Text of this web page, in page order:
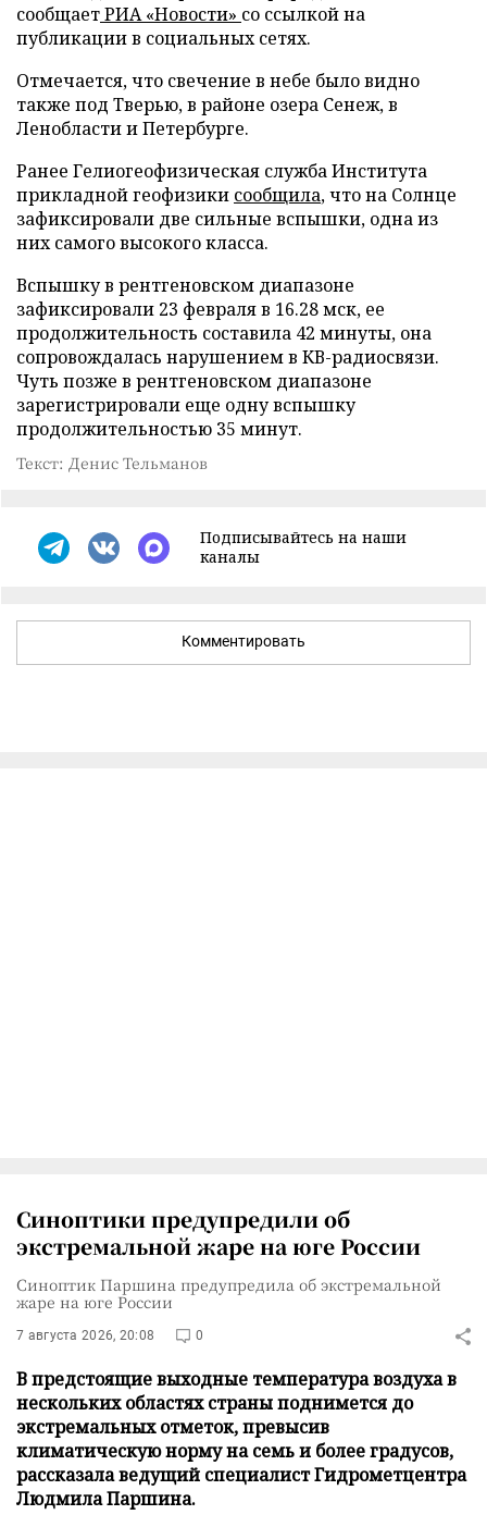
сообщаетРИА «Новости» со ссылкой на
публикации в социальных сетях.
Отмечается, что свечение в небе было видно
также под Тверью, в районе озера Сенеж, в
Ленобласти и Петербурге.
Ранее Гелиогеофизическая служба Института
прикладной геофизики сообщила, что на Солнце
зафиксировали две сильные вспышки, одна из
них самого высокого класса.
Вспышку в рентгеновском диапазоне
зафиксировали 23 февраля в 16.28 мск, ее
продолжительность составила 42 минуты, она
сопровождалась нарушением в КВ-радиосвязи.
Чуть позже в рентгеновском диапазоне
зарегистрировали еще одну вспышку
продолжительностью 35 минут.
Текст: Денис Тельманов
Подписывайтесь на наши
каналы
Комментировать
Синоптики предупредили об
экстремальной жаре на юге России
Синоптик Паршина предупредила об экстремальной
жаре на юге России
7 августа 2026, 20:08 0
В предстоящие выходные температура воздуха в
нескольких областях страны поднимется до
экстремальных отметок, превысив
климатическую норму на семь и более градусов,
рассказала ведущий специалист Гидрометцентра
Людмила Паршина.